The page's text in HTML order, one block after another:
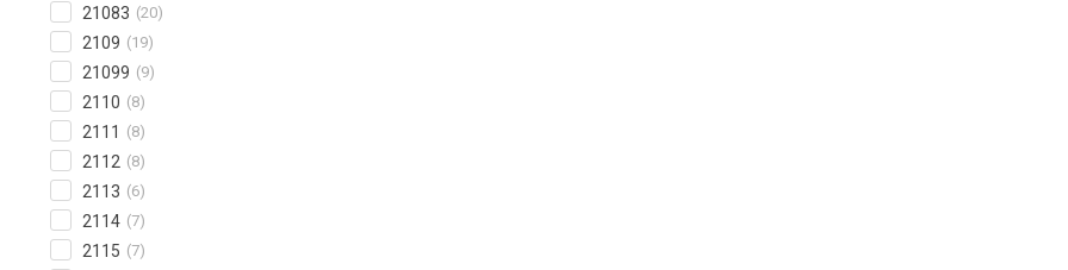
21083 (20)
2109 (19)
21099 (9)
2110 (8)
2111 (8)
2112 (8)
2113 (6)
2114 (7)
2115 (7)